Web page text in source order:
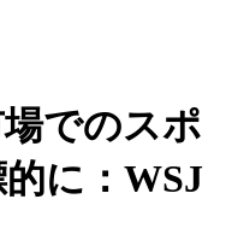
でのスポ
に：WSJ